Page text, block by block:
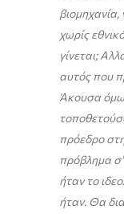
χωρίς
γίνεται;
αυτός που
Άκουσα
πρόεδρο
πρόβλημα
ήταν το
ήταν. Θα